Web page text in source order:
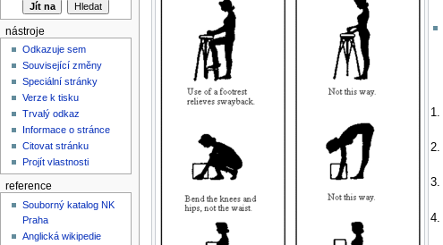
nástroje
Odkazuje sem
Související změny
Speciální stránky
Verze k tisku
Trvalý odkaz
Informace o stránce
Citovat stránku
Projít vlastnosti
reference
Souborný katalog NK
Praha
Anglická wikipedie